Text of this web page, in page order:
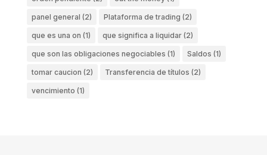
panel general (2) Plataforma de trading (2)
que es una on (1) que significa a liquidar(2)
que son las obligaciones negociables (1) Saldos (1)
tomar caucion (2) Transferencia de títulos (2)
vencimiento (1)